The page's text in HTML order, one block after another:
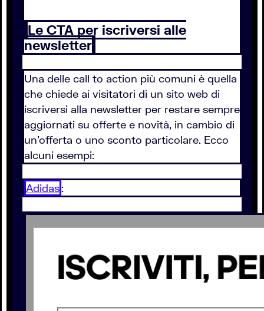
Le CTA per iscriversi alle
newsletter
Una delle call to action più comuni è quella
che chiede ai visitatori di un sito web di
iscriversi alla newsletter per restare sempre
aggiornati su offerte e novità, in cambio di
un’offerta o uno sconto particolare. Ecco
alcuni esempi:
Adidas: